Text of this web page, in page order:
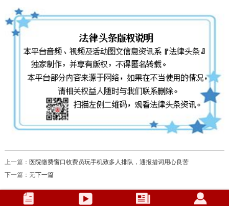
上一篇： 医院缴费窗口收费员玩手机致多人排队，通报措词用心良苦
下一篇： 无下一篇